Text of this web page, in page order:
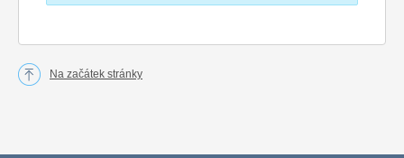
Na začátek stránky